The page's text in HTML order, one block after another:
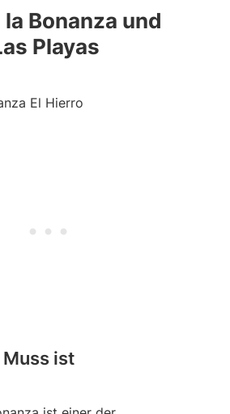
la Bonanza und
Playas
Muss ist